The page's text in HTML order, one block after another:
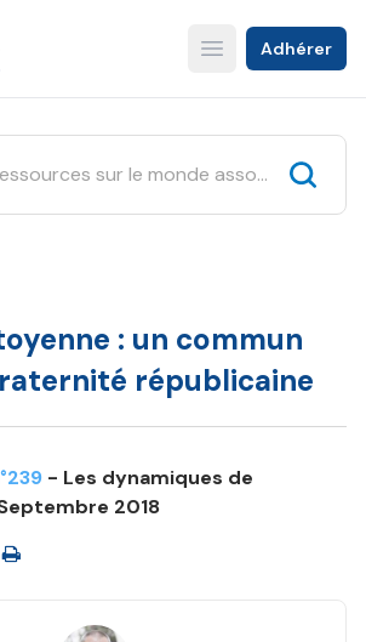
Open main menu
Adhérer
: un commun
républicaine
- Les dynamiques de
2018